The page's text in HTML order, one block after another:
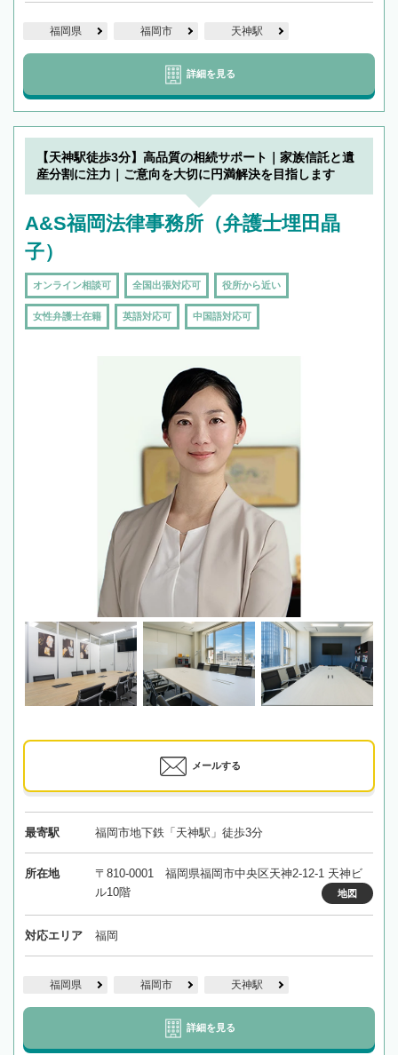
福岡県 福岡市 天神駅
詳細を見る
【天神駅徒歩3分】高品質の相続サポート｜家族信託と遺
産分割に注力｜ご意向を大切に円満解決を目指します
A&S福岡法律事務所（弁護士埋田晶
子）
オンライン相談可 全国出張対応可 役所から近い
女性弁護士在籍 英語対応可 中国語対応可
メールする
最寄駅 福岡市地下鉄「天神駅」徒歩3分
所在地
〒810-0001 福岡県福岡市中央区天神2-12-1 天神ビ
ル10階
地図
対応エリア 福岡
福岡県 福岡市 天神駅
詳細を見る